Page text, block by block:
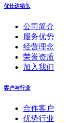
优仕达猎头
公司简介
服务优势
经营理念
荣誉资质
加入我们
客户与行业
合作客户
优势行业